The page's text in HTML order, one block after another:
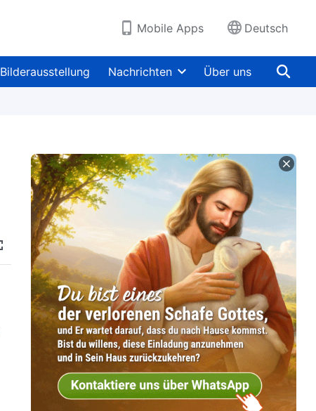
Mobile Apps Deutsch
Bilderausstellung Nachrichten Über uns